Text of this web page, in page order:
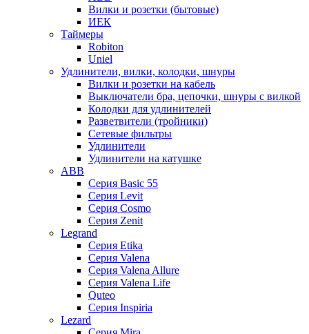
Вилки и розетки (бытовые)
ИЕК
Таймеры
Robiton
Uniel
Удлинители, вилки, колодки, шнуры
Вилки и розетки на кабель
Выключатели бра, цепочки, шнуры с вилкой
Колодки для удлинителей
Разветвители (тройники)
Сетевые фильтры
Удлинители
Удлинители на катушке
ABB
Серия Basic 55
Серия Levit
Серия Cosmo
Серия Zenit
Legrand
Серия Etika
Серия Valena
Серия Valena Allure
Серия Valena Life
Quteo
Серия Inspiria
Lezard